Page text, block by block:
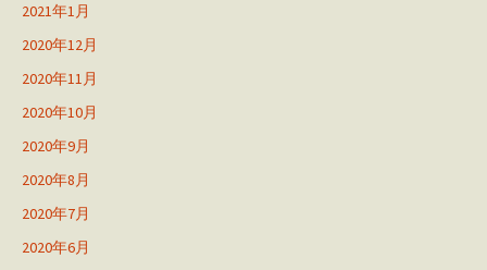
2021年1月
2020年12月
2020年11月
2020年10月
2020年9月
2020年8月
2020年7月
2020年6月